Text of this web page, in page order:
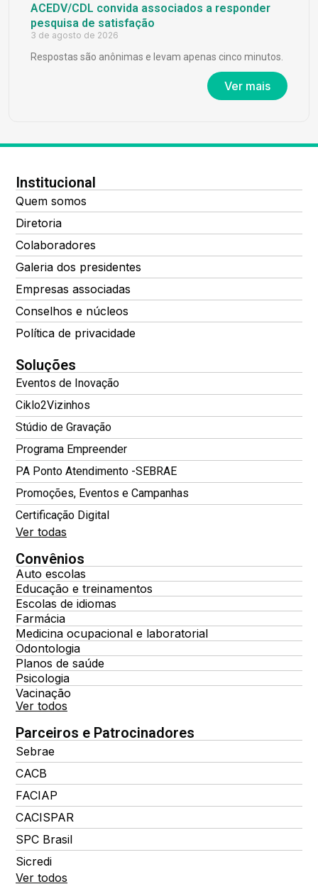
ACEDV/CDL convida associados a responder
pesquisa de satisfação
3 de agosto de 2026
Respostas são anônimas e levam apenas cinco minutos.
Ver mais
Institucional
Quem somos
Diretoria
Colaboradores
Galeria dos presidentes
Empresas associadas
Conselhos e núcleos
Política de privacidade
Soluções
Eventos de Inovação
Ciklo2Vizinhos
Stúdio de Gravação
Programa Empreender
PA Ponto Atendimento -SEBRAE
Promoções, Eventos e Campanhas
Certificação Digital
Ver todas
Convênios
Auto escolas
Educação e treinamentos
Escolas de idiomas
Farmácia
Medicina ocupacional e laboratorial
Odontologia
Planos de saúde
Psicologia
Vacinação
Ver todos
Parceiros e Patrocinadores
Sebrae
CACB
FACIAP
CACISPAR
SPC Brasil
Sicredi
Ver todos